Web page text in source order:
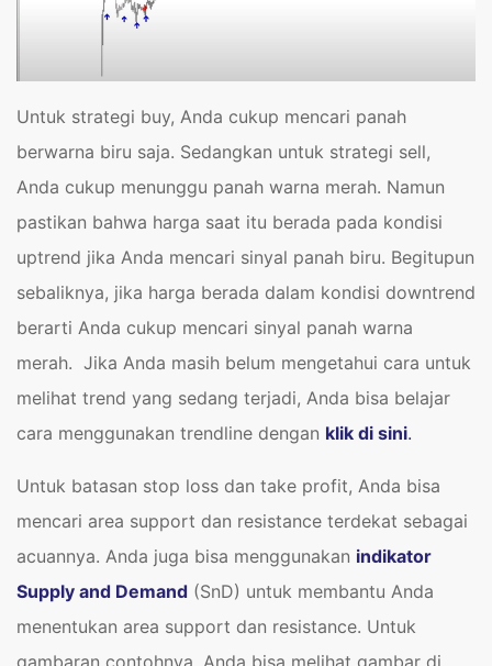
Untuk strategi buy, Anda cukup mencari panah
berwarna biru saja. Sedangkan untuk strategi sell,
Anda cukup menunggu panah warna merah. Namun
pastikan bahwa harga saat itu berada pada kondisi
uptrend jika Anda mencari sinyal panah biru. Begitupun
sebaliknya, jika harga berada dalam kondisi downtrend
berarti Anda cukup mencari sinyal panah warna
merah. Jika Anda masih belum mengetahui cara untuk
melihat trend yang sedang terjadi, Anda bisa belajar
cara menggunakan trendline dengan klik di sini.
Untuk batasan stop loss dan take profit, Anda bisa
mencari area support dan resistance terdekat sebagai
acuannya. Anda juga bisa menggunakan indikator
Supply and Demand (SnD) untuk membantu Anda
menentukan area support dan resistance. Untuk